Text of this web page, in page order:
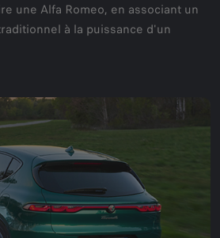
une Alfa Romeo, en associant un
à la puissance d'un